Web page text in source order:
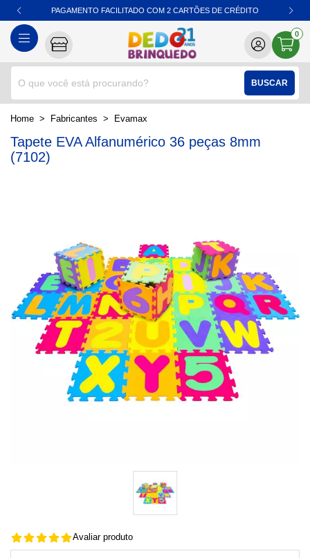
BUSCAR
0
PAGAMENTO FACILITADO COM 2 CARTÕES DE CRÉDITO
home Fabricantes evamax
Tapete EVA Alfanumérico 36 peças 8mm
(7102)
Avaliar produto